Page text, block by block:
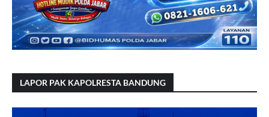
LAPOR PAK KAPOLRESTA BANDUNG